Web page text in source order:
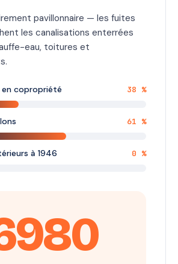
pavillonnaire — les fuites
les canalisations enterrées
eau, toitures et
copropriété 38 %
61 %
à 1946 0 %